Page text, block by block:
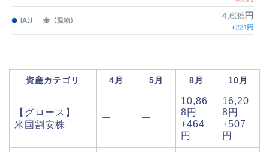
資産カテゴリ 4月 5月 8月 10月
【グロース】
米国割安株
ー ー
10,86
8円
+464
円
16,20
8円
+507
円